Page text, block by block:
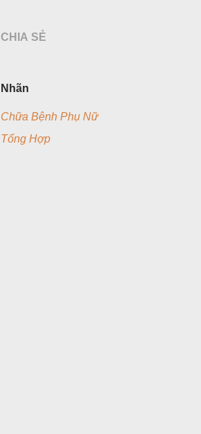
CHIA SẺ
Nhãn
Chữa Bệnh Phụ Nữ
Tổng Hợp